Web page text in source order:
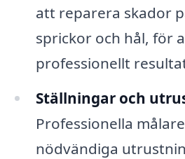
att reparera skador
sprickor och hål, för
professionellt
Ställningar och
Professionella
nödvändiga